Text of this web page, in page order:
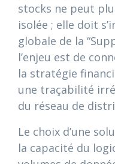
stocks ne peut
isolée ; elle doit
globale de la
l’enjeu est de
la stratégie
une traçabilité
du réseau de
Le choix d’une
la capacité du